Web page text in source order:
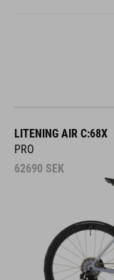
LITENING AIR C:68X
PRO
62690 SEK